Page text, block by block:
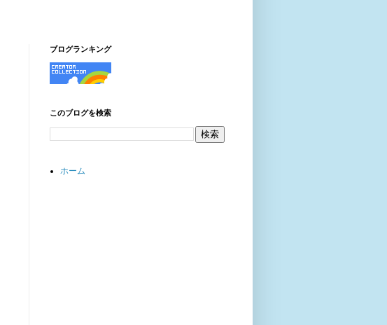
ブログランキング
このブログを検索
ホーム